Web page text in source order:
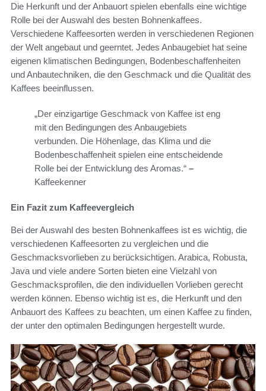
Die Herkunft und der Anbauort spielen ebenfalls eine wichtige
Rolle bei der Auswahl des besten Bohnenkaffees.
Verschiedene Kaffeesorten werden in verschiedenen Regionen
der Welt angebaut und geerntet. Jedes Anbaugebiet hat seine
eigenen klimatischen Bedingungen, Bodenbeschaffenheiten
und Anbautechniken, die den Geschmack und die Qualität des
Kaffees beeinflussen.
„Der einzigartige Geschmack von Kaffee ist eng
mit den Bedingungen des Anbaugebiets
verbunden. Die Höhenlage, das Klima und die
Bodenbeschaffenheit spielen eine entscheidende
Rolle bei der Entwicklung des Aromas.“ –
Kaffeekenner
Ein Fazit zum Kaffeevergleich
Bei der Auswahl des besten Bohnenkaffees ist es wichtig, die
verschiedenen Kaffeesorten zu vergleichen und die
Geschmacksvorlieben zu berücksichtigen. Arabica, Robusta,
Java und viele andere Sorten bieten eine Vielzahl von
Geschmacksprofilen, die den individuellen Vorlieben gerecht
werden können. Ebenso wichtig ist es, die Herkunft und den
Anbauort des Kaffees zu beachten, um einen Kaffee zu finden,
der unter den optimalen Bedingungen hergestellt wurde.